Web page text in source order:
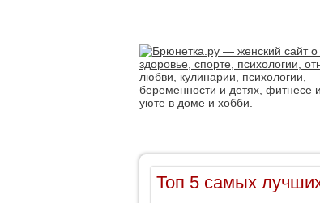
Топ 5 самых